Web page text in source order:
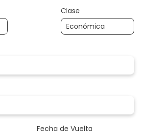
Clase
Fecha de Vuelta